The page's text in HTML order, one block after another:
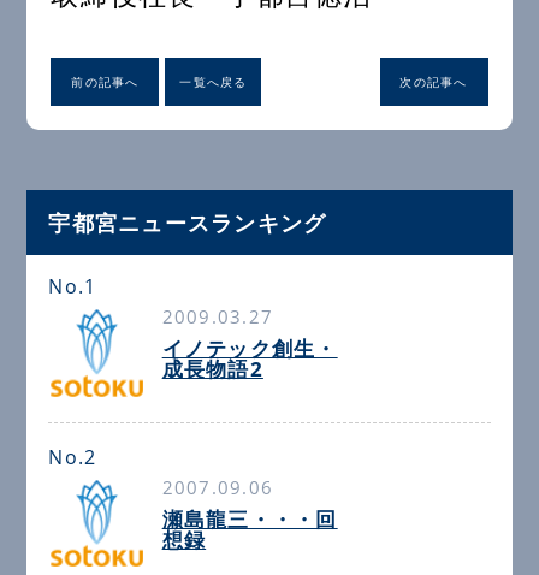
前の記事へ 一覧へ戻る 次の記事へ
宇都宮ニュースランキング
No.1
2009.03.27
イノテック創生・
成長物語2
No.2
2007.09.06
瀬島龍三・・・回
想録